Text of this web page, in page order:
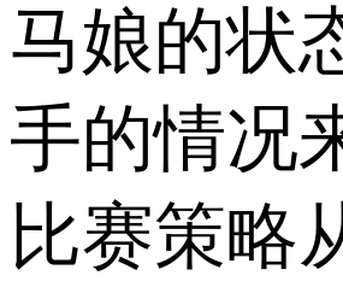
马娘的状
手的情况
比赛策略